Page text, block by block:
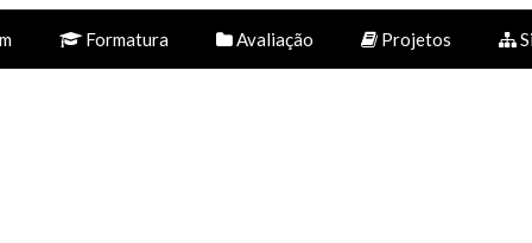
Formatura Avaliação Projetos